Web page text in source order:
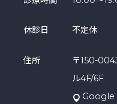
休診日 不定休
住所
〒150-
ル4F/6F
Google